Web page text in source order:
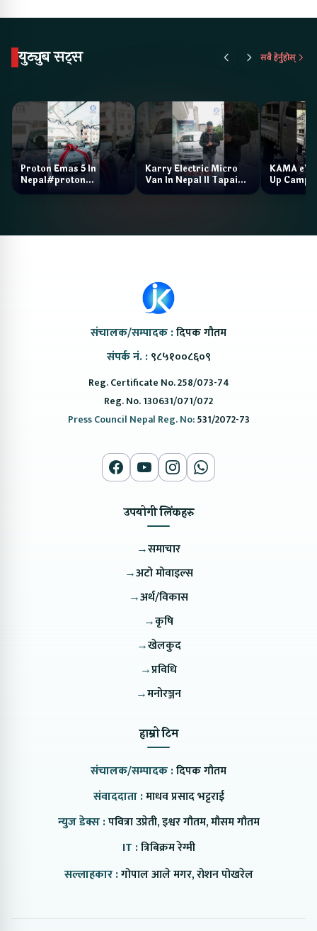
युट्युब सट्स सबै हेर्नुहोस्
Proton Emas 5 In
Nepal#proton
#protonemas5#protonnepal#evcarnepal
Karry Electric Micro
Van In Nepal II Tapaiko
Bazar II Jankari
KAMA eV
Up Camp
संचालक/सम्पादक :दिपक गौतम
संपर्क नं. : ९८५१००८६०९
Reg. Certificate No. 258/073-74
Reg. No. 130631/071/072
Press Council Nepal Reg. No:531/2072-73
उपयोगी लिंकहरु
→समाचार
→अटो मोवाइल्स
→अर्थ/विकास
→कृषि
→खेलकुद
→प्रविधि
→मनोरञ्जन
हाम्रो टिम
संचालक/सम्पादक :दिपक गौतम
संवाददाता :माधव प्रसाद भट्टराई
न्युज डेक्स :पवित्रा उप्रेती, इश्वर गौतम, मौसम गौतम
IT :त्रिबिक्रम रेग्मी
सल्लाहकार :गोपाल आले मगर, रोशन पोखरेल